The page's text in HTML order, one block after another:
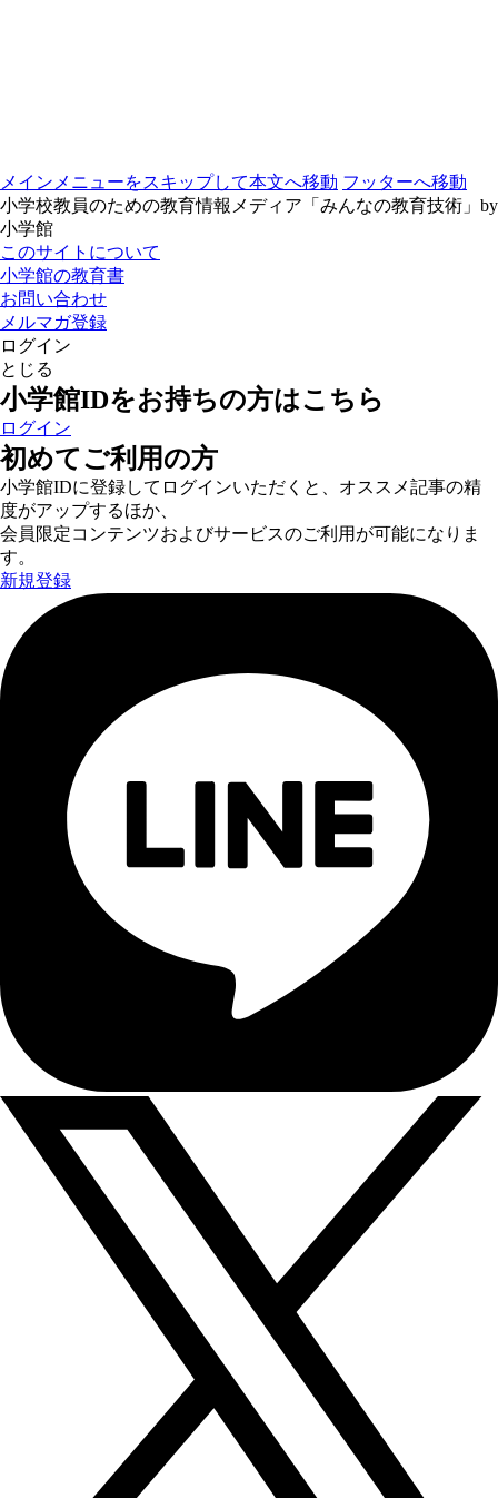
メインメニューをスキップして本文へ移動 フッターへ移動
小学校教員のための教育情報メディア「みんなの教育技術」by
小学館
このサイトについて
小学館の教育書
お問い合わせ
メルマガ登録
ログイン
とじる
小学館IDをお持ちの方はこちら
ログイン
初めてご利用の方
小学館IDに登録してログインいただくと、オススメ記事の精
度がアップするほか、
会員限定コンテンツおよびサービスのご利用が可能になりま
す。
新規登録